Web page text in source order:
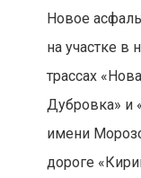
Новое
на участке в
трассах
Дубровка» и
имени
дороге